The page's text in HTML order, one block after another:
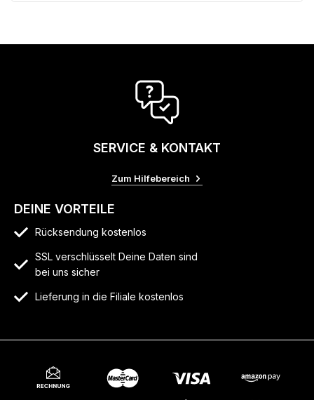
SERVICE & KONTAKT
Zum Hilfebereich
DEINE VORTEILE
Rücksendung kostenlos
SSL verschlüsselt Deine Daten sind
bei uns sicher
Lieferung in die Filiale kostenlos